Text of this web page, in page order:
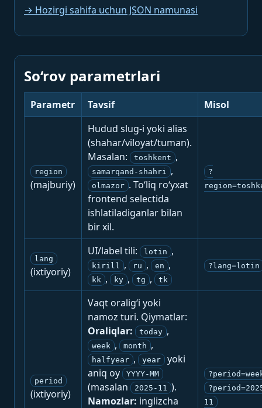
→ Hozirgi sahifa uchun JSON namunasi
So‘rov parametrlari
Parametr Tavsif Misol
region
(majburiy)
Hudud slug-i yoki alias
(shahar/viloyat/tuman).
Masalan:
toshkent ,
samarqand-shahri ,
olmazor . To‘liq ro‘yxat
frontend selectida
ishlatiladiganlar bilan
bir xil.
?
lang
(ixtiyoriy)
UI/label tili: lotin ,
kirill , ru , en ,
kk , ky , tg , tk
?lang=lotin
period
(ixtiyoriy)
Vaqt oralig‘i yoki
namoz turi. Qiymatlar:
Oraliqlar:
today ,
week , month ,
halfyear , year
yoki
aniq oy
YYYY-MM
(masalan 2025-11 ).
Namozlar: inglizcha
11